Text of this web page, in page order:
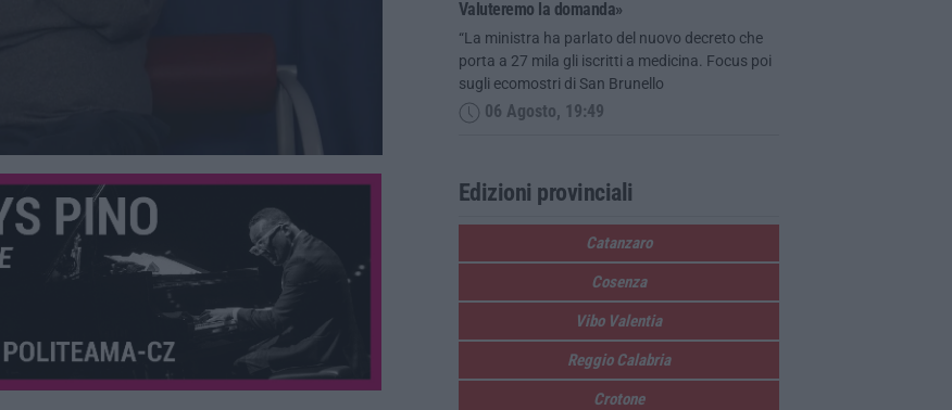
Valuteremo la domanda»
“La ministra ha parlato del nuovo decreto che
porta a 27 mila gli iscritti a medicina. Focus poi
sugli ecomostri di San Brunello
06 Agosto, 19:49
Edizioni provinciali
Catanzaro
Cosenza
Vibo Valentia
Reggio Calabria
Crotone